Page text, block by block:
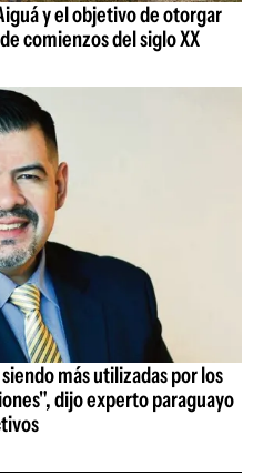
y el objetivo de otorgar
comienzos del siglo XX
más utilizadas por los
dijo experto paraguayo